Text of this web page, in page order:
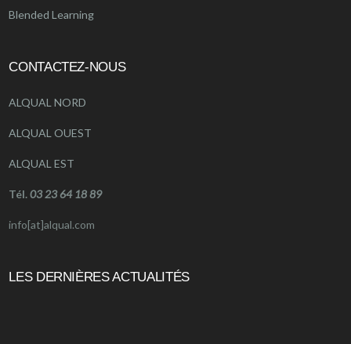
Blended Learning
CONTACTEZ-NOUS
ALQUAL NORD
ALQUAL OUEST
ALQUAL EST
Tél.03 23 64 18 89
info[at]alqual.com
LES DERNIÈRES ACTUALITÉS